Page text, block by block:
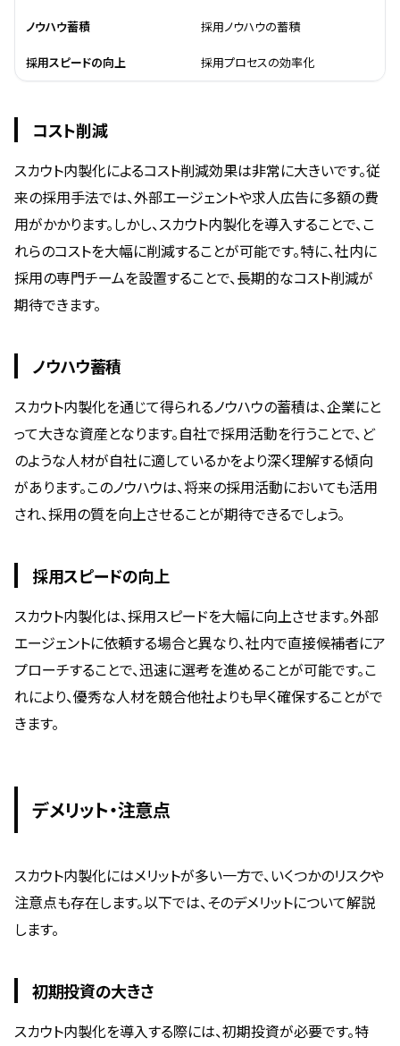
ノウハウ蓄積 採用ノウハウの蓄積
採用スピードの向上 採用プロセスの効率化
コスト削減
スカウト内製化によるコスト削減効果は非常に大きいです。従
来の採用手法では、外部エージェントや求人広告に多額の費
用がかかります。しかし、スカウト内製化を導入することで、こ
れらのコストを大幅に削減することが可能です。特に、社内に
採用の専門チームを設置することで、長期的なコスト削減が
期待できます。
ノウハウ蓄積
スカウト内製化を通じて得られるノウハウの蓄積は、企業にと
って大きな資産となります。自社で採用活動を行うことで、ど
のような人材が自社に適しているかをより深く理解する傾向
があります。このノウハウは、将来の採用活動においても活用
され、採用の質を向上させることが期待できるでしょう。
採用スピードの向上
スカウト内製化は、採用スピードを大幅に向上させます。外部
エージェントに依頼する場合と異なり、社内で直接候補者にア
プローチすることで、迅速に選考を進めることが可能です。こ
れにより、優秀な人材を競合他社よりも早く確保することがで
きます。
デメリット・注意点
スカウト内製化にはメリットが多い一方で、いくつかのリスクや
注意点も存在します。以下では、そのデメリットについて解説
します。
初期投資の大きさ
スカウト内製化を導入する際には、初期投資が必要です。特